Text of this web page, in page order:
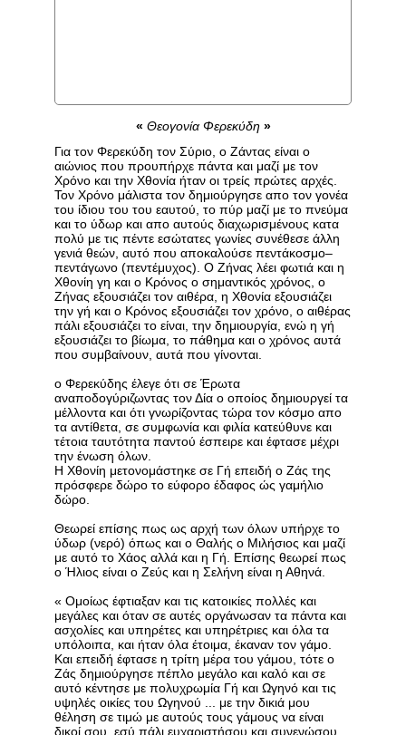
« Θεογονία Φερεκύδη »
Για τον Φερεκύδη τον Σύριο, ο Ζάντας είναι ο
αιώνιος που προυπήρχε πάντα και μαζί με τον
Χρόνο και την Χθονία ήταν οι τρείς πρώτες αρχές.
Τον Χρόνο μάλιστα τον δημιούργησε απο τον γονέα
του ίδιου του του εαυτού, το πύρ μαζί με το πνεύμα
και το ύδωρ και απο αυτούς διαχωρισμένους κατα
πολύ με τις πέντε εσώτατες γωνίες συνέθεσε άλλη
γενιά θεών, αυτό που αποκαλούσε πεντάκοσμο–
πεντάγωνο (πεντέμυχος). Ο Ζήνας λέει φωτιά και η
Χθονίη γη και ο Κρόνος ο σημαντικός χρόνος, ο
Ζήνας εξουσιάζει τον αιθέρα, η Χθονία εξουσιάζει
την γή και ο Κρόνος εξουσιάζει τον χρόνο, ο αιθέρας
πάλι εξουσιάζει το είναι, την δημιουργία, ενώ η γή
εξουσιάζει το βίωμα, το πάθημα και ο χρόνος αυτά
που συμβαίνουν, αυτά που γίνονται.
ο Φερεκύδης έλεγε ότι σε Έρωτα
αναποδογύριζωντας τον Δία ο οποίος δημιουργεί τα
μέλλοντα και ότι γνωρίζοντας τώρα τον κόσμο απο
τα αντίθετα, σε συμφωνία και φιλία κατεύθυνε και
τέτοια ταυτότητα παντού έσπειρε και έφτασε μέχρι
την ένωση όλων.
Η Χθονίη μετονομάστηκε σε Γή επειδή ο Ζάς της
πρόσφερε δώρο το εύφορο έδαφος ώς γαμήλιο
δώρο.
Θεωρεί επίσης πως ως αρχή των όλων υπήρχε το
ύδωρ (νερό) όπως και ο Θαλής ο Μιλήσιος και μαζί
με αυτό το Χάος αλλά και η Γή. Επίσης θεωρεί πως
ο Ήλιος είναι ο Ζεύς και η Σελήνη είναι η Αθηνά.
« Ομοίως έφτιαξαν και τις κατοικίες πολλές και
μεγάλες και όταν σε αυτές οργάνωσαν τα πάντα και
ασχολίες και υπηρέτες και υπηρέτριες και όλα τα
υπόλοιπα, και ήταν όλα έτοιμα, έκαναν τον γάμο.
Και επειδή έφτασε η τρίτη μέρα του γάμου, τότε ο
Ζάς δημιούργησε πέπλο μεγάλο και καλό και σε
αυτό κέντησε με πολυχρωμία Γή και Ωγηνό και τις
υψηλές οικίες του Ωγηνού ... με την δικιά μου
θέληση σε τιμώ με αυτούς τους γάμους να είναι
δικοί σου, εσύ πάλι ευχαριστήσου και συνενώσου